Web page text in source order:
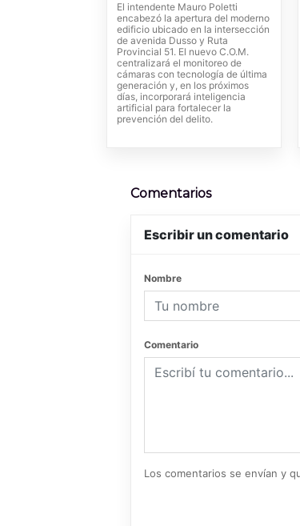
El intendente Mauro Poletti
encabezó la apertura del moderno
edificio ubicado en la intersección
de avenida Dusso y Ruta
Provincial 51. El nuevo C.O.M.
centralizará el monitoreo de
cámaras con tecnología de última
generación y, en los próximos
días, incorporará inteligencia
artificial para fortalecer la
prevención del delito.
Comentarios
Escribir un comentario
Nombre
Comentario
Los comentarios se envían y